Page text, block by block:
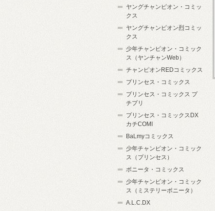
ヤングチャンピオン・コミッ
クス
ヤングチャンピオン烈コミッ
クス
少年チャンピオン・コミック
ス（ヤンチャンWeb）
チャンピオンREDコミックス
プリンセス・コミックス
プリンセス・コミックス プ
チプリ
プリンセス・コミックスDX
カチCOMI
BaLmyコミックス
少年チャンピオン・コミック
ス（プリンセス）
ボニータ・コミックス
少年チャンピオン・コミック
ス（ミステリーボニータ）
A.L.C.DX